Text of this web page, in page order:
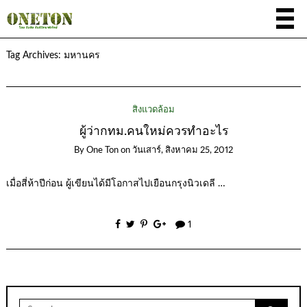
Tag Archives: มหานคร
สิ่งแวดล้อม
ผู้ว่ากทม.คนใหม่ควรทำอะไร
By One Ton on วันเสาร์, สิงหาคม 25, 2012
เมื่อสี่ห้าปีก่อน ผู้เขียนได้มีโอกาสไปเยือนกรุงนิวเดลี …
1
Search